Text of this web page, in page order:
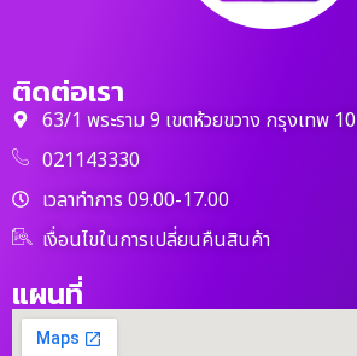
ติดต่อเรา
63/1 พระราม 9 เขตห้วยขวาง กรุงเทพ
021143330
เวลาทำการ 09.00-17.00
เงื่อนไขในการเปลี่ยนคืนสินค้า
แผนที่